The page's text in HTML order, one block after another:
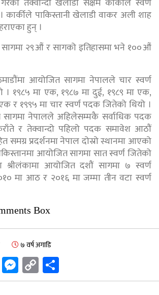
पाकिस्तानी खेलाडी वाकर अली शाह
हुन् ।
२९औं र सागको इतिहासमा भने १००औं
आयोजित सागमा नेपालले चार स्वर्ण
१९८५ मा एक, १९८७ मा दुई, १९८९ मा एक,
र १९९५ मा चार स्वर्ण पदक जितेको थियो ।
सागमा नेपालले अहिलेसम्मकै सर्वाधिक पदक
र तेक्वान्दो पहिलो पदक समावेश आठौं
समग्र प्रदर्शनमा नेपाल दोस्रो स्थानमा आएको
आयोजित सागमा सात स्वर्ण जितेको
आयोजित दशौं सागमा ७ स्वर्ण
मा आठ र २०१६ मा जम्मा तीन वटा स्वर्ण
Box
७ वर्ष अगाडि
Twitter
Messenger
Copy
Link